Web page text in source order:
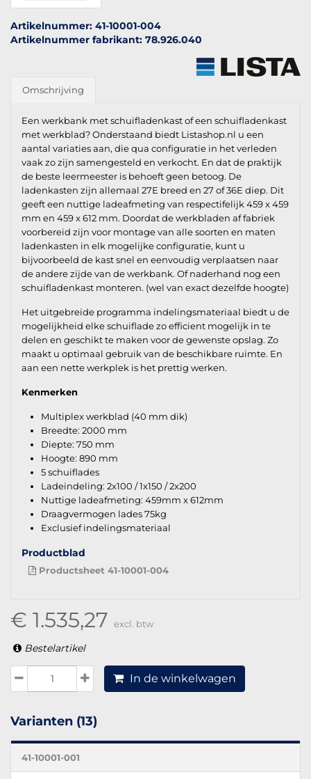
Artikelnummer: 41-10001-004
Artikelnummer fabrikant: 78.926.040
Omschrijving
Een werkbank met schuifladenkast of een schuifladenkast
met werkblad? Onderstaand biedt Listashop.nl u een
aantal variaties aan, die qua configuratie in het verleden
vaak zo zijn samengesteld en verkocht. En dat de praktijk
de beste leermeester is behoeft geen betoog. De
ladenkasten zijn allemaal 27E breed en 27 of 36E diep. Dit
geeft een nuttige ladeafmeting van respectifelijk 459 x 459
mm en 459 x 612 mm. Doordat de werkbladen af fabriek
voorbereid zijn voor montage van alle soorten en maten
ladenkasten in elk mogelijke configuratie, kunt u
bijvoorbeeld de kast snel en eenvoudig verplaatsen naar
de andere zijde van de werkbank. Of naderhand nog een
schuifladenkast monteren. (wel van exact dezelfde hoogte)
Het uitgebreide programma indelingsmateriaal biedt u de
mogelijkheid elke schuiflade zo efficient mogelijk in te
delen en geschikt te maken voor de gewenste opslag. Zo
maakt u optimaal gebruik van de beschikbare ruimte. En
aan een nette werkplek is het prettig werken.
Kenmerken
Multiplex werkblad (40 mm dik)
Breedte: 2000 mm
Diepte: 750 mm
Hoogte: 890 mm
5 schuiflades
Ladeindeling: 2x100 / 1x150 / 2x200
Nuttige ladeafmeting: 459mm x 612mm
Draagvermogen lades 75kg
Exclusief indelingsmateriaal
Productblad
Productsheet 41-10001-004
€ 1.535,27 excl. btw
Bestelartikel
In de winkelwagen
Varianten (13)
41-10001-001